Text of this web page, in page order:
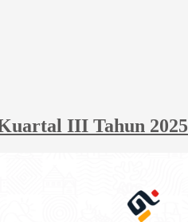
III Tahun 2025